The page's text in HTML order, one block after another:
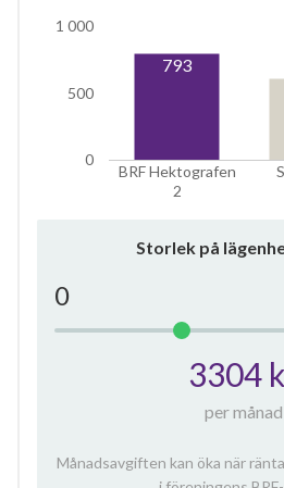
BRF Hektografen
2
0
500
1 000
793
Storlek på
0
3304
per månad
Månadsavgiften kan öka när